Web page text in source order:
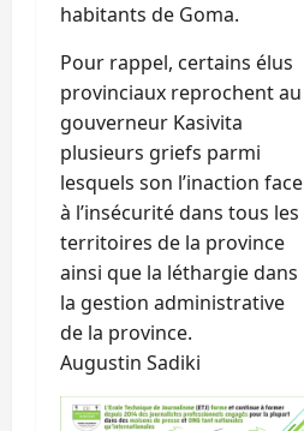
habitants de Goma.
Pour rappel, certains élus
provinciaux reprochent au
gouverneur Kasivita
plusieurs griefs parmi
lesquels son l’inaction face
à l’insécurité dans tous les
territoires de la province
ainsi que la léthargie dans
la gestion administrative
de la province.
Augustin Sadiki